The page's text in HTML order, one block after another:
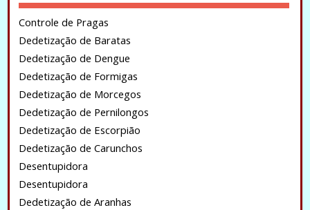
Controle de Pragas
Dedetização de Baratas
Dedetização de Dengue
Dedetização de Formigas
Dedetização de Morcegos
Dedetização de Pernilongos
Dedetização de Escorpião
Dedetização de Carunchos
Desentupidora
Desentupidora
Dedetização de Aranhas